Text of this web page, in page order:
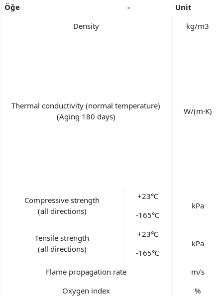
Öğe -
Unit
Density
kg/m3
Thermal conductivity (normal temperature)
(Aging 180 days)
W/(m·K)
Compressive strength
(all directions)
+23℃
kPa
-165℃
Tensile strength
(all directions)
+23℃
kPa
-165℃
Flame propagation rate
m/s
Oxygen index
%